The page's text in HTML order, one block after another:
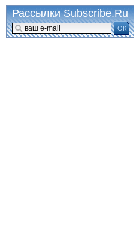
Рассылки Subscribe.Ru
ОК